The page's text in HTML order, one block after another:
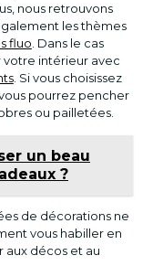
nous retrouvons
les thèmes
fluo . Dans le cas
votre intérieur avec
. Si vous choisissez
pourrez pencher
ou pailletées.
un beau
?
de décorations ne
vous habiller en
aux décos et au